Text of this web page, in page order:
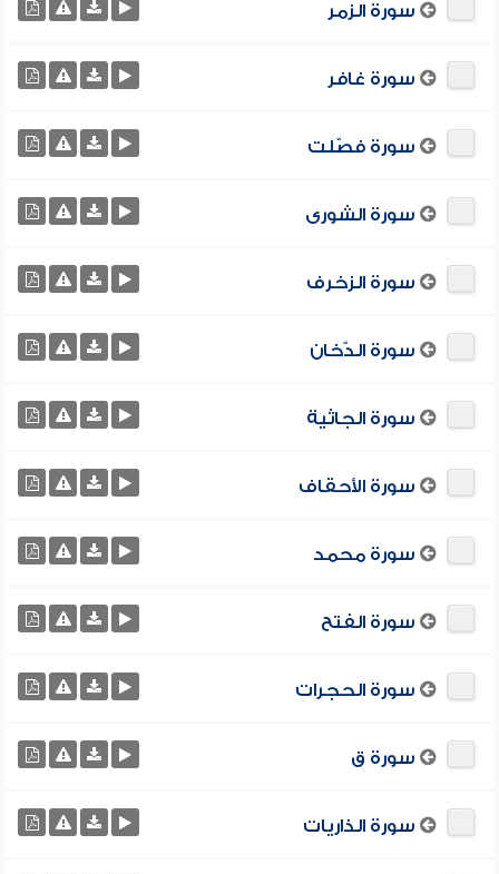
سورة الزمر
سورة غافر
سورة فصّلت
سورة الشورى
سورة الزخرف
سورة الدّخان
سورة الجاثية
سورة الأحقاف
سورة محمد
سورة الفتح
سورة الحجرات
سورة ق
سورة الذاريات